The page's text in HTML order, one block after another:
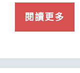
閱讀更多